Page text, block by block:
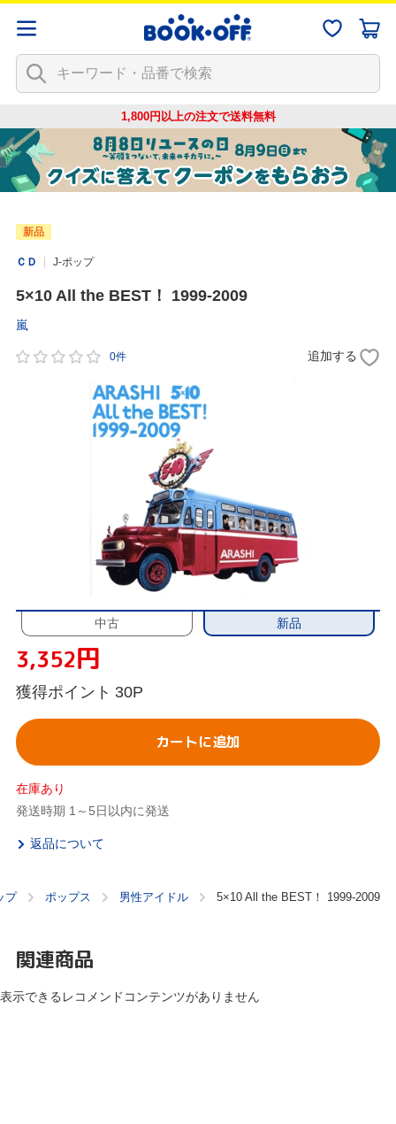
1,800円以上の注文で送料無料
新品
ＣＤ J-ポップ
5×10 All the BEST！ 1999-2009
嵐
0件 追加する
中古 新品
3,352円
獲得ポイント 30P
カートに追加
在庫あり
発送時期 1～5日以内に発送
返品について
プ ポップス 男性アイドル 5×10 All the BEST！ 1999-2009
関連商品
表示できるレコメンドコンテンツがありません